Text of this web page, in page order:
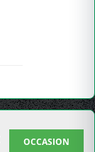
OCCASION